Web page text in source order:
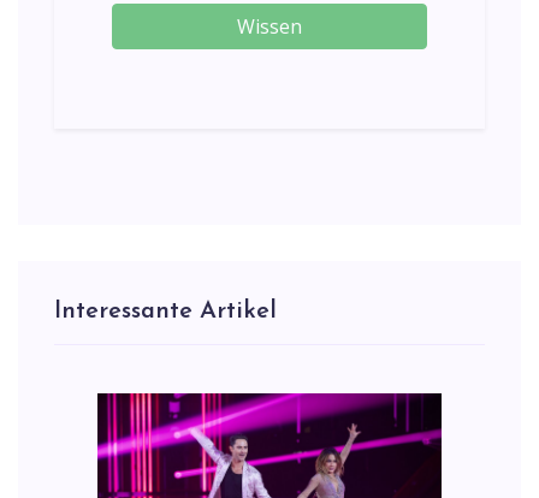
Wissen
Interessante Artikel